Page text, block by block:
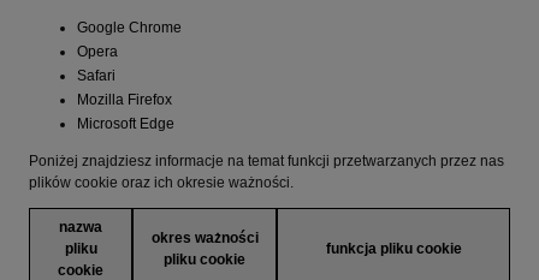
Google Chrome
Opera
Safari
Mozilla Firefox
Microsoft Edge
Poniżej znajdziesz informacje na temat funkcji przetwarzanych przez nas
plików cookie oraz ich okresie ważności.
nazwa
pliku
cookie
okres ważności
pliku cookie
funkcja pliku cookie